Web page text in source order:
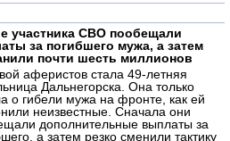
участника СВО пообещали
за погибшего мужа, а затем
почти шесть миллионов
аферистов стала 49-летняя
Дальнегорска. Она только
о гибели мужа на фронте, как ей
неизвестные. Сначала они
дополнительные выплаты за
а затем резко сменили тактику